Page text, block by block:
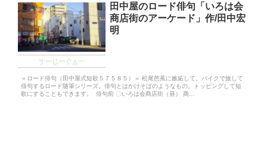
すーじーぐぁー
田中屋のロード俳句「いろは会
商店街のアーケード」作/田中宏
明
＝ロード俳句（田中屋式短歌５７５８５）＝ 松尾芭蕉に嫉妬して、バイクで旅して
俳句するロード随筆シリーズ。俳句とはかけそばのようなもの。トッピングして短
歌にすることもできます。 俳句前 〇いろは会商店街（昼） 商...